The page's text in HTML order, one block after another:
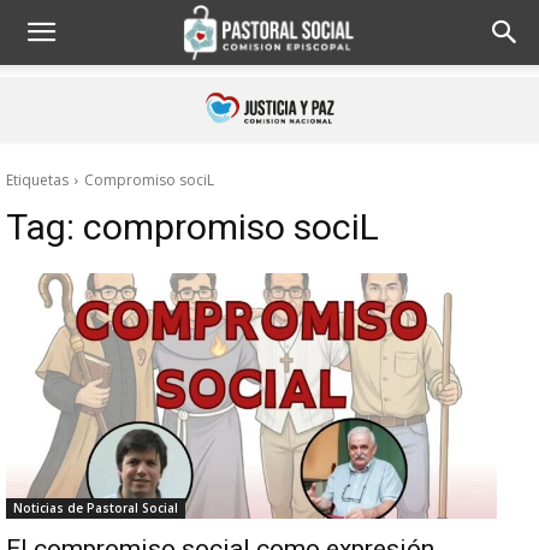
Etiquetas Compromiso sociL
Tag: compromiso sociL
Noticias de Pastoral Social